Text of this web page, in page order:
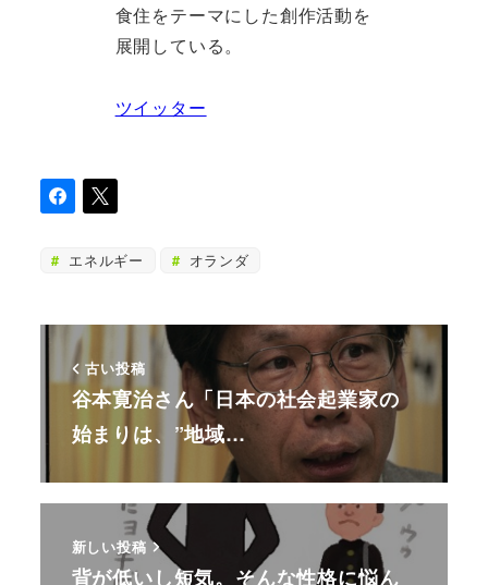
食住をテーマにした創作活動を
展開している。
ツイッター
エネルギー オランダ
古い投稿
谷本寛治さん「日本の社会起業家の
始まりは、”地域…
新しい投稿
背が低いし短気。そんな性格に悩ん